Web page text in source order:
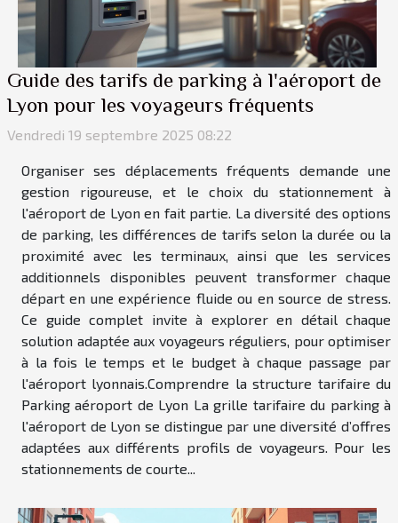
Guide des tarifs de parking à l'aéroport de
Lyon pour les voyageurs fréquents
Vendredi 19 septembre 2025 08:22
Organiser ses déplacements fréquents demande une
gestion rigoureuse, et le choix du stationnement à
l'aéroport de Lyon en fait partie. La diversité des options
de parking, les différences de tarifs selon la durée ou la
proximité avec les terminaux, ainsi que les services
additionnels disponibles peuvent transformer chaque
départ en une expérience fluide ou en source de stress.
Ce guide complet invite à explorer en détail chaque
solution adaptée aux voyageurs réguliers, pour optimiser
à la fois le temps et le budget à chaque passage par
l'aéroport lyonnais.Comprendre la structure tarifaire du
Parking aéroport de Lyon La grille tarifaire du parking à
l'aéroport de Lyon se distingue par une diversité d’offres
adaptées aux différents profils de voyageurs. Pour les
stationnements de courte...